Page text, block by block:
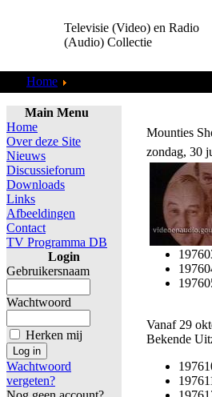
Televisie (Video) en Radio
(Audio) Collectie
Home
Main Menu
Home
Over deze Site
Nieuws
Discussieforum
Downloads
Links
Afbeeldingen
Contact
TV Programma DB
Login
Gebruikersnaam
Wachtwoord
Herken mij
Wachtwoord
vergeten?
Mounties
zondag, 30
Vanaf 29
Bekende